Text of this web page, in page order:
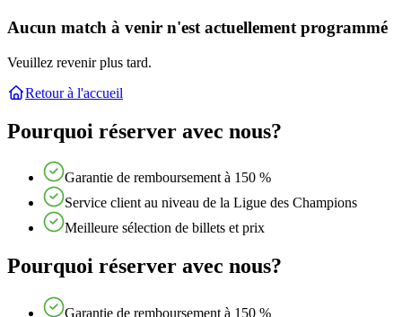
Aucun match à venir n'est actuellement programmé
Veuillez revenir plus tard.
Retour à l'accueil
Pourquoi réserver avec nous?
Garantie de remboursement à 150 %
Service client au niveau de la Ligue des Champions
Meilleure sélection de billets et prix
Pourquoi réserver avec nous?
Garantie de remboursement à 150 %